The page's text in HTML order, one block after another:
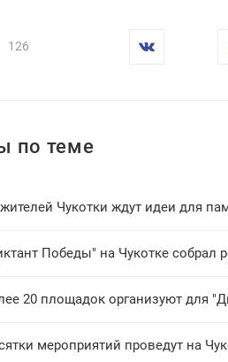
126
по теме
Чукотки ждут идеи для
Победы" на Чукотке собрал
20 площадок организуют для